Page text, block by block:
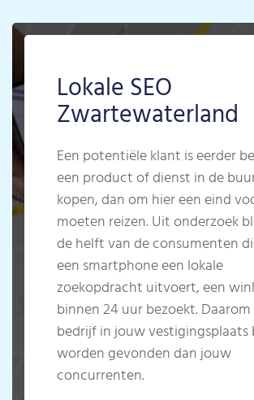
Lokale SEO
Zwartewaterland
Een potentiële klant is eerder
een product of dienst in de
kopen, dan om hier een eind
moeten reizen. Uit onderzoek
de helft van de consumenten
een smartphone een lokale
zoekopdracht uitvoert, een
binnen 24 uur bezoekt.
bedrijf in jouw vestigingsplaats
worden gevonden dan jouw
concurrenten.